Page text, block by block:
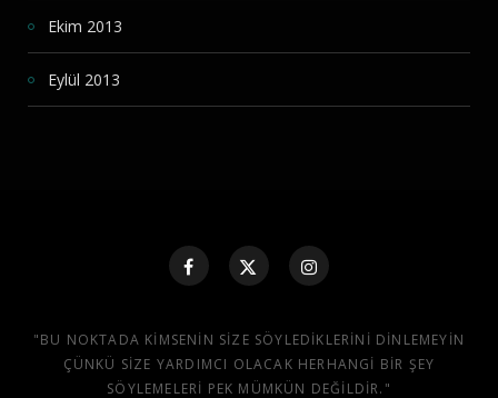
Ekim 2013
Eylül 2013
"BU NOKTADA KIMSENIN SIZE SÖYLEDIKLERINI DINLEMEYIN
ÇÜNKÜ SIZE YARDIMCI OLACAK HERHANGI BIR ŞEY
SÖYLEMELERI PEK MÜMKÜN DEĞILDIR."